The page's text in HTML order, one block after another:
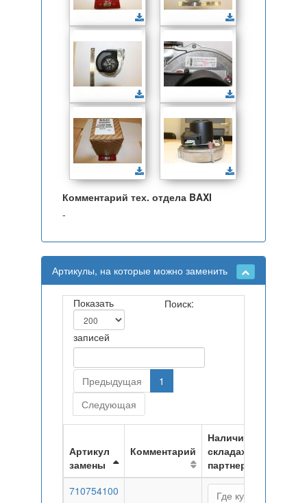
Комментарий тех. отдела BAXI
-
Артикулы, на которые можно заменить
Показать
записей
Поиск:
Предыдущая
1
Следующая
Артикул
замены
Комментарий
Наличие на
складах
партнеров
710754100
Где купить